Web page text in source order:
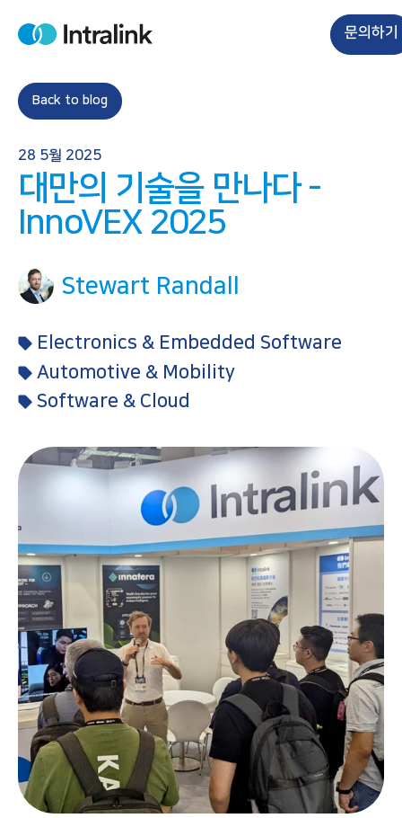
H
e
문의하기
Back to blog
28 5월 2025
대만의 기술을 만나다 -
InnoVEX 2025
Stewart Randall
Electronics & Embedded Software
Automotive & Mobility
Software & Cloud